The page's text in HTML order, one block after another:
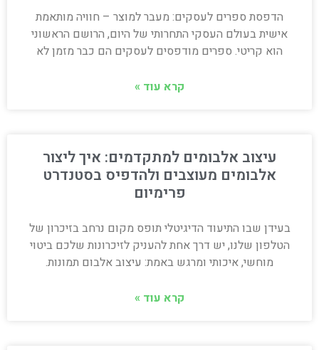
הדפסת ספרים לעסקים: מעבר למוצר – חוויה מותאמת
אישית בעולם העסקי התחרותי של היום, הרושם הראשוני
הוא קריטי. ספרים מודפסים לעסקים הם כבר מזמן לא
קרא עוד »
עיצוב אלבומים למתקדמים: איך ליצור
אלבומים מעוצבים ולהדפיס בסטנדרט
פרימיום
בעידן שבו התיעוד הדיגיטלי תופס מקום נרחב בזיכרון של
הטלפון שלנו, יש דרך אחת להעניק לזיכרונות שלכם ביטוי
מוחשי, איכותי ומרגש באמת: עיצוב אלבום תמונות.
קרא עוד »